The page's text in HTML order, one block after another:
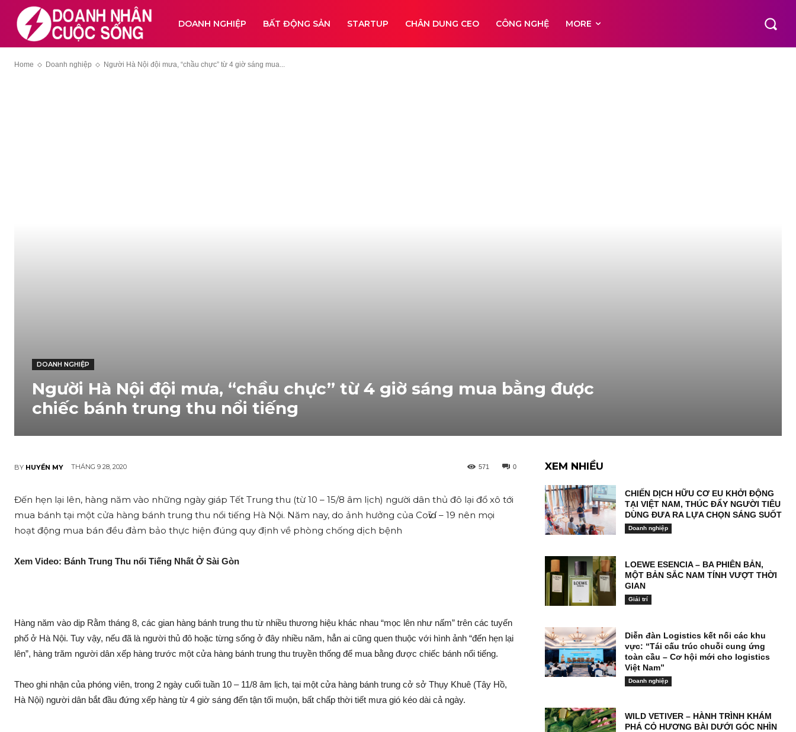
DOANH NGHIỆP BẤT ĐỘNG SẢN STARTUP CHÂN DUNG CEO CÔNG NGHỆ MORE
Home Doanh nghiệp Người Hà Nội đội mưa, “chầu chực” từ 4 giờ sáng mua...
DOANH NGHIỆP
Người Hà Nội đội mưa, “chầu chực” từ 4 giờ sáng mua bằng được
chiếc bánh trung thu n‌ổi tiếng
BY HUYỀN MY THÁNG 9 28, 2020 0
571
Đến hẹn lại lên, hàng năm vào những ngày giáp Tết Trung thu (từ 10 – 15/8 âm lịch) người dân thủ đô lại đổ xô tới
mua bánh tại một cửa hàng bánh trung thu n‌ổi tiếng Hà Nội. Năm nay, do ảnh hưởng của Coѵīɗ – 19 nên mọi
hoạt động mua bán đều đảm bảo thực hiện đúng quy định về phòng chống dịch bệnh
Xem Video: Bánh Trung Thu n‌ổi Tiếng Nhất Ở Sài Gòn
Hàng năm vào dịp Rằm tháng 8, các gian hàng bánh trung thu từ nhiều thương hiệu khác nhau “mọc lên như nấm” trên các tuyến
phố ở Hà Nội. Tuy vậy, nếu đã là người thủ đô hoặc từng sống ở đây nhiều năm, hẳn ai cũng quen thuộc với hình ảnh “đến hẹn lại
lên”, hàng trăm người dân xếp hàng trước một cửa hàng bánh trung thu truyền thống để mua bằng được chiếc bánh n‌ổi tiếng.
Theo ghi nhận của phóng viên, trong 2 ngày cuối tuần 10 – 11/8 âm lịch, tại một cửa hàng bánh trung cở sở Thụy Khuê (Tây Hồ,
Hà Nội) người dân bắt đầu đứng xếp hàng từ 4 giờ sáng đến tận tối muộn, bất chấp thời tiết mưa gió kéo dài cả ngày.
XEM NHIỀU
CHIẾN DỊCH HỮU CƠ EU KHỞI ĐỘNG
TẠI VIỆT NAM, THÚC ĐẨY NGƯỜI TIÊU
DÙNG ĐƯA RA LỰA CHỌN SÁNG SUỐT
Doanh nghiệp
LOEWE ESENCIA – BA PHIÊN BẢN,
MỘT BẢN SẮC NAM TÍNH VƯỢT THỜI
GIAN
Giải trí
Diễn đàn Logistics kết nối các khu
vực: “Tái cấu trúc chuỗi cung ứng
toàn cầu – Cơ hội mới cho logistics
Việt Nam”
Doanh nghiệp
WILD VETIVER – HÀNH TRÌNH KHÁM
PHÁ CỎ HƯƠNG BÀI DƯỚI GÓC NHÌN